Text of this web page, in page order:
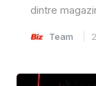
dintre
Team 2